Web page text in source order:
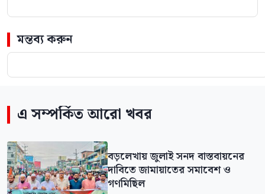
মন্তব্য করুন
এ সম্পর্কিত আরো খবর
বড়লেখায় জুলাই সনদ বাস্তবায়নের
দাবিতে জামায়াতের সমাবেশ ও
গণমিছিল